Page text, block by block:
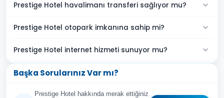
Prestige Hotel havalimanı transferi sağlıyor mu?
Prestige Hotel otopark imkanına sahip mi?
Prestige Hotel internet hizmeti sunuyor mu?
Başka Sorularınız Var mı?
Prestige Hotel hakkında merak ettiğiniz